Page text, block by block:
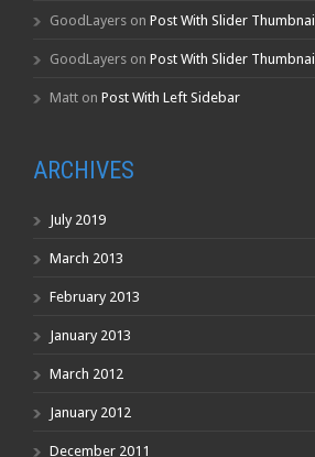
GoodLayers on Post With Slider Thumbnail
GoodLayers on Post With Slider Thumbnail
Matt on Post With Left Sidebar
ARCHIVES
July 2019
March 2013
February 2013
January 2013
March 2012
January 2012
December 2011